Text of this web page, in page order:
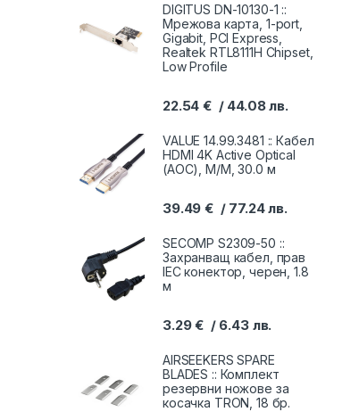
DIGITUS DN-10130-1 ::
Мрежова карта, 1-port,
Gigabit, PCI Express,
Realtek RTL8111H Chipset,
Low Profile
22.54€ 44.08лв.
VALUE 14.99.3481 :: Кабел
HDMI 4K Active Optical
(AOC), M/M, 30.0 м
39.49€ 77.24лв.
SECOMP S2309-50 ::
Захранващ кабел, прав
IEC конектор, черен, 1.8
м
3.29€ 6.43 лв.
AIRSEEKERS SPARE
BLADES :: Комплект
резервни ножове за
косачка TRON, 18 бр.